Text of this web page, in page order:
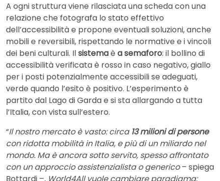
A ogni struttura viene rilasciata una scheda con una
relazione che fotografa lo stato effettivo
dell’accessibilità e propone eventuali soluzioni, anche
mobili e reversibili, rispettando le normative e i vincoli
dei beni culturali. Ilsistemaè a semaforo: il bollino di
accessibilità verificata è rosso in caso negativo, giallo
per i posti potenzialmente accessibili se adeguati,
verde quando l’esito è positivo. L’esperimento è
partito dal Lago di Garda e si sta allargando a tutta
l’Italia, con vista sull’estero.
“Il nostro mercato è vasto: circa 13 milioni di persone
con ridotta mobilità in Italia, e più di un miliardo nel
mondo. Ma è ancora sotto servito, spesso affrontato
con un approccio assistenzialista o generico– spiega